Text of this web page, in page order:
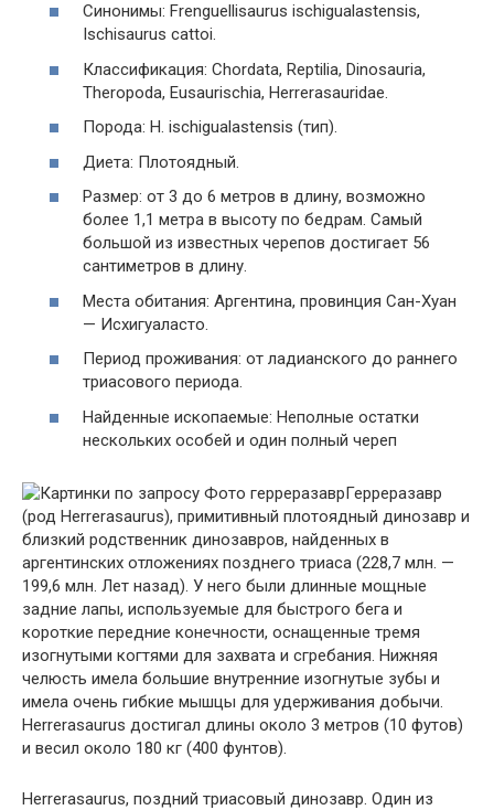
Синонимы: Frenguellisaurus ischigualastensis,
Ischisaurus cattoi.
Классификация: Chordata, Reptilia, Dinosauria,
Theropoda, Eusaurischia, Herrerasauridae.
Порода: H. ischigualastensis (тип).
Диета: Плотоядный.
Размер: от 3 до 6 метров в длину, возможно
более 1,1 метра в высоту по бедрам. Самый
большой из известных черепов достигает 56
сантиметров в длину.
Места обитания: Аргентина, провинция Сан-Хуан
— Исхигуаласто.
Период проживания: от ладианского до раннего
триасового периода.
Найденные ископаемые: Неполные остатки
нескольких особей и один полный череп
Герреразавр
(род Herrerasaurus), примитивный плотоядный динозавр и
близкий родственник динозавров, найденных в
аргентинских отложениях позднего триаса (228,7 млн. —
199,6 млн. Лет назад). У него были длинные мощные
задние лапы, используемые для быстрого бега и
короткие передние конечности, оснащенные тремя
изогнутыми когтями для захвата и сгребания. Нижняя
челюсть имела большие внутренние изогнутые зубы и
имела очень гибкие мышцы для удерживания добычи.
Herrerasaurus достигал длины около 3 метров (10 футов)
и весил около 180 кг (400 фунтов).
Herrerasaurus, поздний триасовый динозавр. Один из